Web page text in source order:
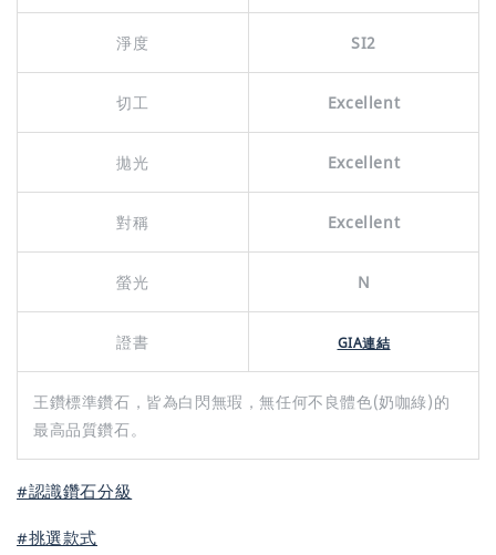
淨度 SI2
切工 Excellent
拋光 Excellent
對稱 Excellent
螢光 N
證書 GIA連結
王鑽標準鑽石，皆為白閃無瑕，無任何不良體色(奶咖綠)的
最高品質鑽石。
#認識鑽石分級
#挑選款式